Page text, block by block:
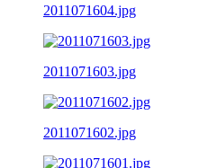
2011071604.jpg
2011071603.jpg
2011071602.jpg